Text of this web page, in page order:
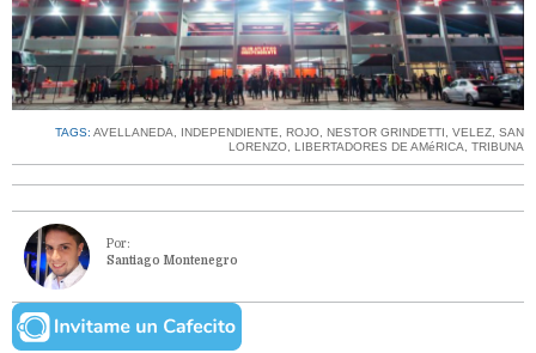
TAGS: AVELLANEDA, INDEPENDIENTE, ROJO, NESTOR GRINDETTI , VELEZ, SAN
LORENZO, LIBERTADORES DE AMéRICA, TRIBUNA
Por:
Santiago Montenegro